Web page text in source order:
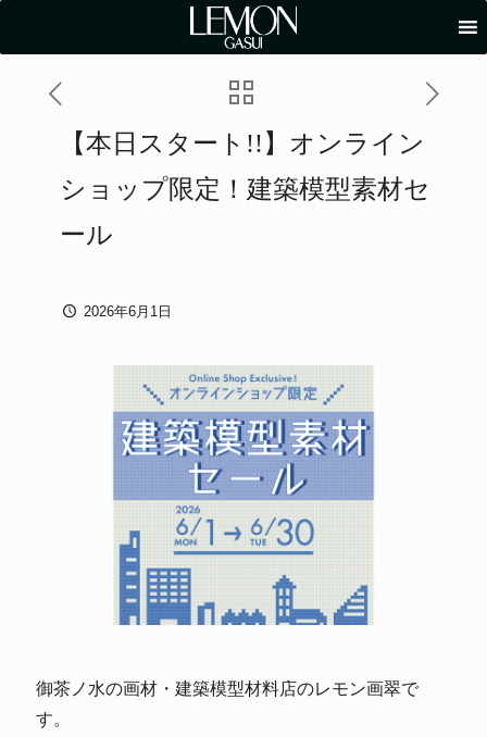
【本日スタート!!】オンライン
ショップ限定！建築模型素材セ
ール
2026年6月1日
御茶ノ水の画材・建築模型材料店のレモン画翠で
す。